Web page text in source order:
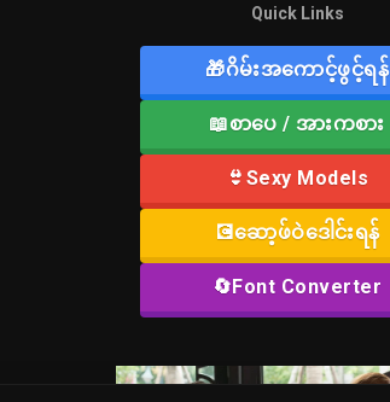
Quick Links
🎁ဂိမ်းအကောင့်ဖွင့်ရန်
📖စာပေ / အားကစား
👙Sexy Models
💽ဆော့ဖ်ဝဲဒေါင်းရန်
🔄Font Converter